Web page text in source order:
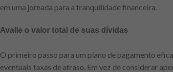
em uma jornada para a tranquilidade financeira.
Avalie o valor total de suas dívidas
O primeiro passo para um plano de pagamento
eventuais taxas de atraso. Em vez de considerar